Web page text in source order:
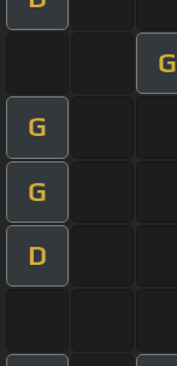
G
G
G
D